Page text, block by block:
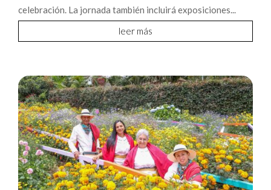
celebración. La jornada también incluirá exposiciones...
leer más